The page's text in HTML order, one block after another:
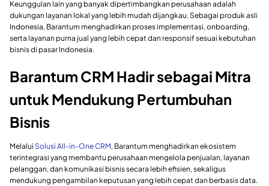
Keunggulan lain yang banyak dipertimbangkan perusahaan adalah
dukungan layanan lokal yang lebih mudah dijangkau. Sebagai produk asli
Indonesia, Barantum menghadirkan proses implementasi, onboarding,
serta layanan purna jual yang lebih cepat dan responsif sesuai kebutuhan
bisnis di pasar Indonesia.
Barantum CRM Hadir sebagai Mitra
untuk Mendukung Pertumbuhan
Bisnis
Melalui Solusi All-in-One CRM, Barantum menghadirkan ekosistem
terintegrasi yang membantu perusahaan mengelola penjualan, layanan
pelanggan, dan komunikasi bisnis secara lebih efisien, sekaligus
mendukung pengambilan keputusan yang lebih cepat dan berbasis data.